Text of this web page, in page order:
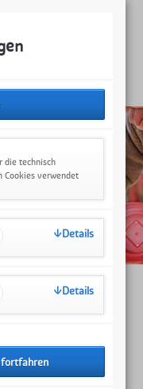
die technisch
Cookies verwendet
Details
Details
Treff